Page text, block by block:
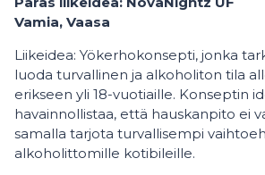
Vamia, Vaasa
Liikeidea: Yökerhokonsepti, jonka
luoda turvallinen ja alkoholiton tila
erikseen yli 18-vuotiaille. Konseptin
havainnollistaa, että hauskanpito ei
samalla tarjota turvallisempi
alkoholittomille kotibileille.